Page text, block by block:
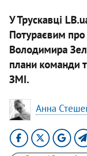
У Трускавці
Потураєвим
Володимира
плани команди
ЗМІ.
Анна